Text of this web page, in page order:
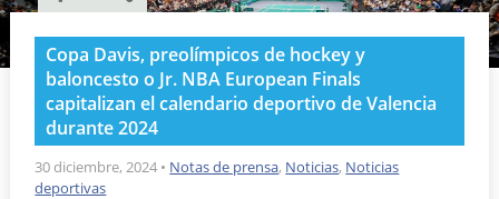
Valencia en deporte
Portal de Transparencia
Reservas
Copa Davis, preolímpicos de hockey y
baloncesto o Jr. NBA European Finals
capitalizan el calendario deportivo de Valencia
durante 2024
30 diciembre, 2024 • Notas de prensa, Noticias, Noticias
deportivas